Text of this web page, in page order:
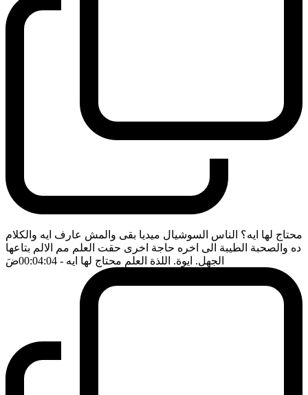
محتاج لها ايه؟ الناس السوشيال ميديا بقى والمش عارف ايه والكلام
ده والصحبة الطيبة الى اخره حاجة اخرى حقت العلم مم الالم بتاعها
الجهل. ايوة. اللذة العلم محتاج لها ايه - 00:04:04 ضَ